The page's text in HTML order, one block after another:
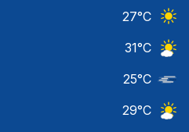
27°C
31°C
25°C
29°C